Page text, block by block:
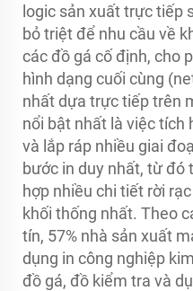
logic sản xuất trực tiếp
bỏ triệt để nhu cầu về
các đồ gá cố định, cho
hình dạng cuối cùng
nhất dựa trực tiếp trên
nổi bật nhất là việc tích
và lắp ráp nhiều giai
bước in duy nhất, từ đó
hợp nhiều chi tiết rời
khối thống nhất. Theo
tín, 57% nhà sản xuất
dụng in công nghiệp
đồ gá, đồ kiểm tra và